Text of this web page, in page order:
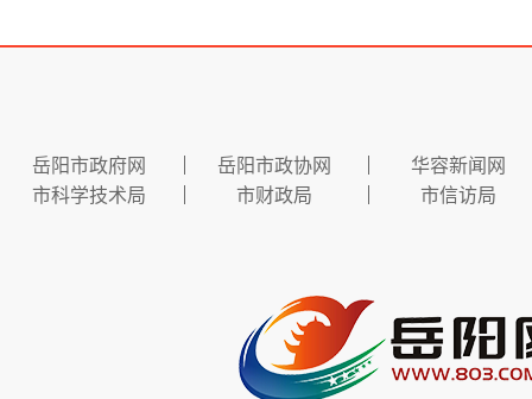
岳阳市政府网 岳阳市政协网
华容新闻网
市科学技术局
市财政局 市信访局